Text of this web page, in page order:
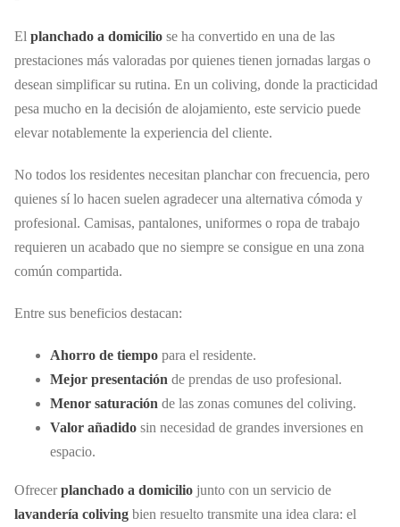
El planchado a domicilio se ha convertido en una de las
prestaciones más valoradas por quienes tienen jornadas largas o
desean simplificar su rutina. En un coliving, donde la practicidad
pesa mucho en la decisión de alojamiento, este servicio puede
elevar notablemente la experiencia del cliente.
No todos los residentes necesitan planchar con frecuencia, pero
quienes sí lo hacen suelen agradecer una alternativa cómoda y
profesional. Camisas, pantalones, uniformes o ropa de trabajo
requieren un acabado que no siempre se consigue en una zona
común compartida.
Entre sus beneficios destacan:
Ahorro de tiempo para el residente.
Mejor presentación de prendas de uso profesional.
Menor saturación de las zonas comunes del coliving.
Valor añadido sin necesidad de grandes inversiones en
espacio.
Ofrecerplanchado a domicilio junto con un servicio de
lavandería coliving bien resuelto transmite una idea clara: el